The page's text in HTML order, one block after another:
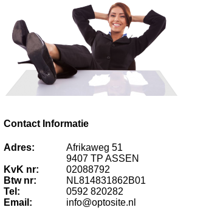
Contact Informatie
Adres:
Afrikaweg 51
9407 TP ASSEN
KvK nr:
02088792
Btw nr:
NL814831862B01
Tel:
0592 820282
Email:
info@optosite.nl